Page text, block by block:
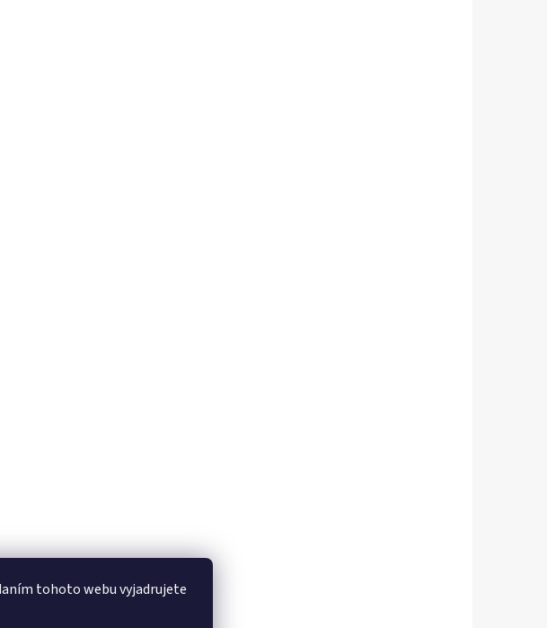
tohoto webu vyjadrujete